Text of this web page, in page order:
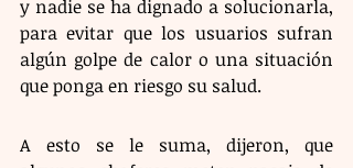
y nadie se ha dignado a solucionarla,
para evitar que los usuarios sufran
algún golpe de calor o una situación
que ponga en riesgo su salud.
A esto se le suma, dijeron, que